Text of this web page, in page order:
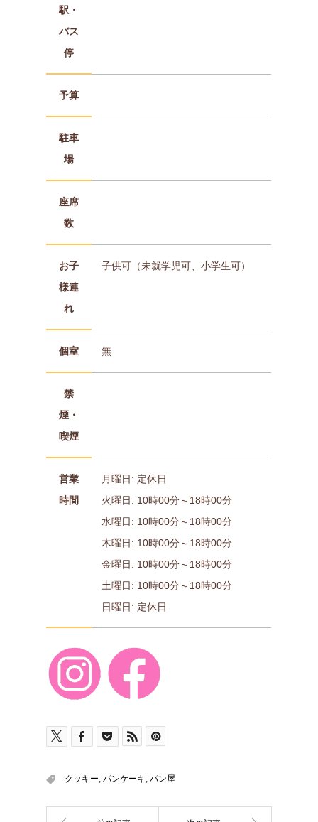
駅・
バス
停
予算
駐車
場
座席
数
お子
様連
れ
子供可（未就学児可、小学生可）
個室 無
禁
煙・
喫煙
営業
時間
月曜日: 定休日
火曜日: 10時00分～18時00分
水曜日: 10時00分～18時00分
木曜日: 10時00分～18時00分
金曜日: 10時00分～18時00分
土曜日: 10時00分～18時00分
日曜日: 定休日
クッキー, パンケーキ, パン屋